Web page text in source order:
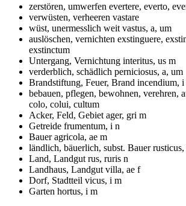
zerstören, umwerfen evertere, everto,
verwüsten, verheeren vastare
wüst, unermesslich weit vastus, a, um
auslöschen, vernichten exstinguere,
exstinctum
Untergang, Vernichtung interitus, us m
verderblich, schädlich perniciosus, a, um
Brandstiftung, Feuer, Brand incendium, i
bebauen, pflegen, bewohnen, verehren,
colo, colui, cultum
Acker, Feld, Gebiet ager, gri m
Getreide frumentum, i n
Baueragricola, ae m
ländlich, bäuerlich, subst. Bauer
Land, Landgut rus, ruris n
Landhaus, Landgut villa, ae f
Dorf, Stadtteil vicus, i m
Garten hortus, i m